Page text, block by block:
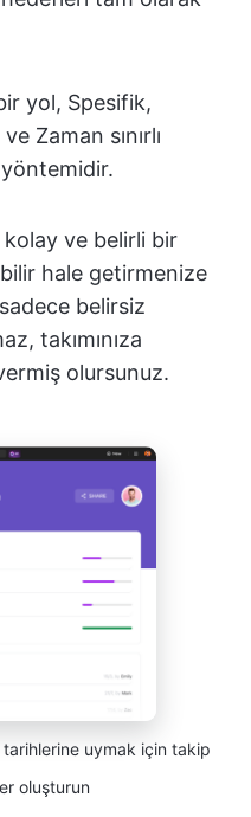
yol, Spesifik,
Zaman sınırlı
ve belirli bir
hale getirmenize
belirsiz
takımınıza
olursunuz.
uymak için takip
oluşturun